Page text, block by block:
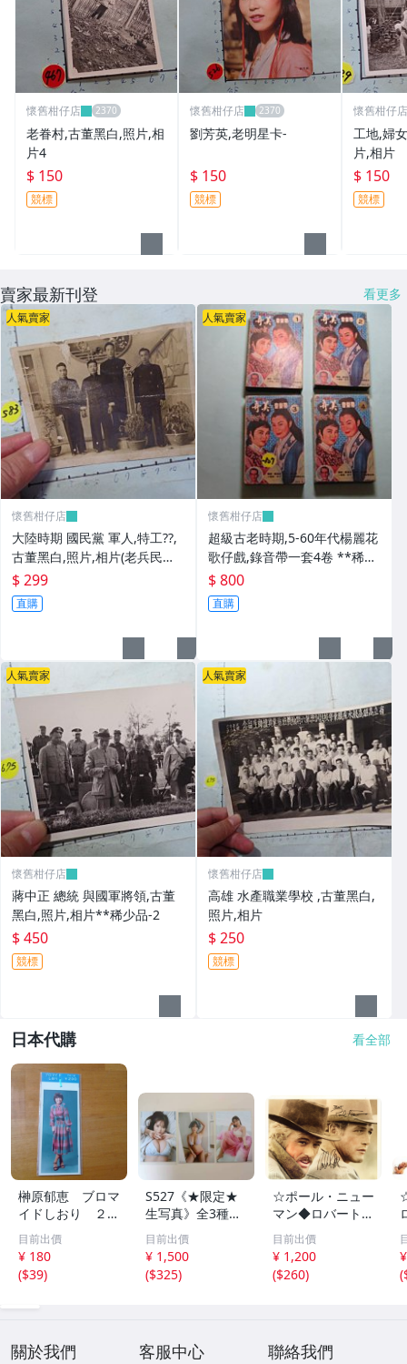
懷舊柑仔店
老眷村,古董黑白,照片,相
片4
$ 150
競標
懷舊柑仔店
劉芳英,老明星卡-
$ 150
競標
懷舊柑仔店
工地,婦
片,相片
$ 150
競標
賣家最新刊登 看更多
人氣賣家
懷舊柑仔店
大陸時期 國民黨 軍人,特工??,
古董黑白,照片,相片(老兵民國3
8年從大陸帶來台灣的) **稀少
品6
$ 299
直購
人氣賣家
懷舊柑仔店
超級古老時期,5-60年代楊麗花
歌仔戲,錄音帶一套4卷 **稀少
品
$ 800
直購
人氣賣家
懷舊柑仔店
蔣中正 總統 與國軍將領,古董
黑白,照片,相片**稀少品-2
$ 450
競標
人氣賣家
懷舊柑仔店
高雄 水產職業學校 ,古董黑白,
照片,相片
$ 250
競標
日本代購 看全部
榊原郁恵 ブロマ
イドしおり ２枚
組 レトロ 送料
１１０円 未開封
目前出價
¥ 180
($39)
S527《★限定★
生写真》全3種セ
ット【井口裕香】
FLASH（フラッシ
ュ）2026年8月18
日・25日合併号
目前出價
¥ 1,500
($325)
☆ポール・ニュー
マン◆ロバート・
レッドフォード◆
サイン入り写真◆
30x20㎝☆
目前出價
¥ 1,200
($260)
(
關於我們 客服中心 聯絡我們